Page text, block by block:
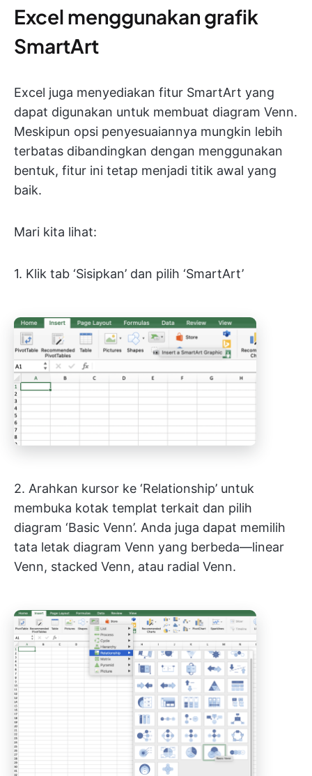
Excel menggunakan grafik
SmartArt
Excel juga menyediakan fitur SmartArt yang
dapat digunakan untuk membuat diagram Venn.
Meskipun opsi penyesuaiannya mungkin lebih
terbatas dibandingkan dengan menggunakan
bentuk, fitur ini tetap menjadi titik awal yang
baik.
Mari kita lihat:
1. Klik tab ‘Sisipkan’ dan pilih ‘SmartArt’
2. Arahkan kursor ke ‘Relationship’ untuk
membuka kotak templat terkait dan pilih
diagram ‘Basic Venn’. Anda juga dapat memilih
tata letak diagram Venn yang berbeda—linear
Venn, stacked Venn, atau radial Venn.